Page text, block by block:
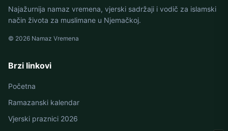
Najažurnija namaz vremena, vjerski sadržaji i vodič za islamski
način života za muslimane u Njemačkoj.
© 2026 Namaz Vremena
Brzi linkovi
Početna
Ramazanski kalendar
Vjerski praznici 2026